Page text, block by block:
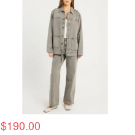
$190.00